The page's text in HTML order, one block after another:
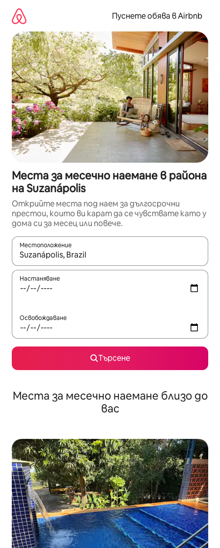
съдържанието
Пуснете обява в Airbnb
Места за месечно наемане в района
на Suzanápolis
Открийте места под наем за дългосрочни
престои, които ви карат да се чувствате като у
дома си за месец или повече.
Местоположение
Когато резултатите се покажат, използвайте
Настаняване
Освобождаване
Търсене
Места за месечно наемане близо до
вас